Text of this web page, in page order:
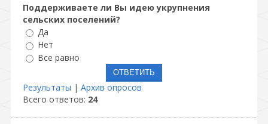
Поддерживаете ли Вы идею укрупнения
сельских поселений?
Да
Нет
Все равно
Результаты | Архив опросов
Всего ответов: 24